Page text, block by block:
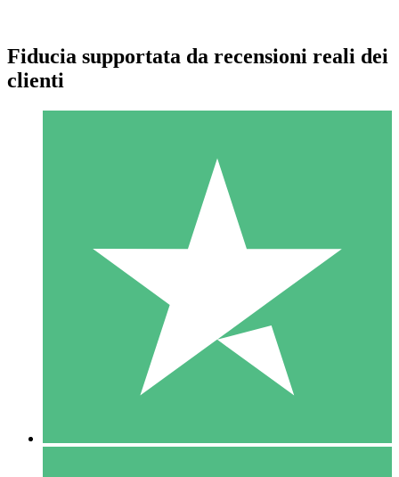
Pacchetti di Crediti Individuali
Paga a consumo con crediti di download. Nessun impegno
1 Download
10
US$1500
Fiducia supportata da recensioni reali dei
clienti